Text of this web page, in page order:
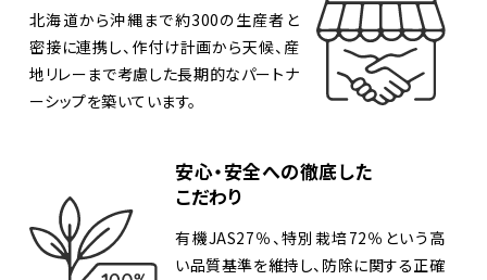
北海道から沖縄まで約300の生産者と
密接に連携し、作付け計画から天候、産
地リレーまで考慮した長期的なパートナ
ーシップを築いています。
安心・安全への徹底した
こだわり
有機JAS27％、特別栽培72％という高
い品質基準を維持し、防除に関する正確